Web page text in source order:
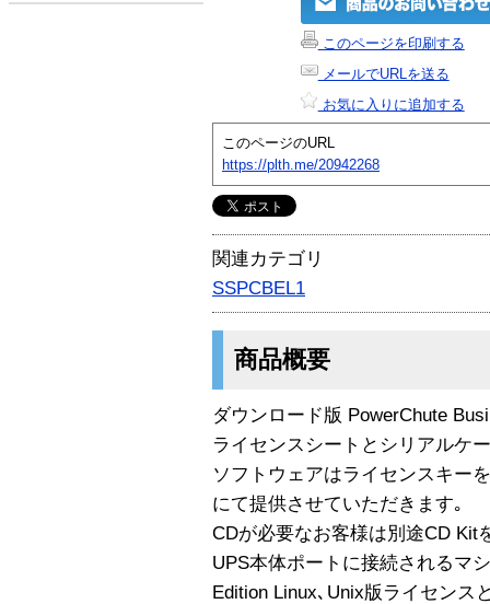
このページを印刷する
メールでURLを送る
お気に入りに追加する
このページのURL
https://plth.me/20942268
関連カテゴリ
SSPCBEL1
商品概要
ダウンロード版 PowerChute
ライセンスシートとシリアルケ
ソフトウェアはライセンスキー
にて提供させていただきます｡
CDが必要なお客様は別途CD Kit
UPS本体ポートに接続されるマ
Edition Linux､Unix版ライセンス